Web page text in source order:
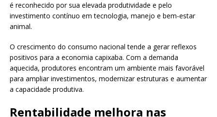
é reconhecido por sua elevada produtividade e pelo
investimento contínuo em tecnologia, manejo e bem-estar
animal.
O crescimento do consumo nacional tende a gerar reflexos
positivos para a economia capixaba. Com a demanda
aquecida, produtores encontram um ambiente mais favorável
para ampliar investimentos, modernizar estruturas e aumentar
a capacidade produtiva.
Rentabilidade melhora nas